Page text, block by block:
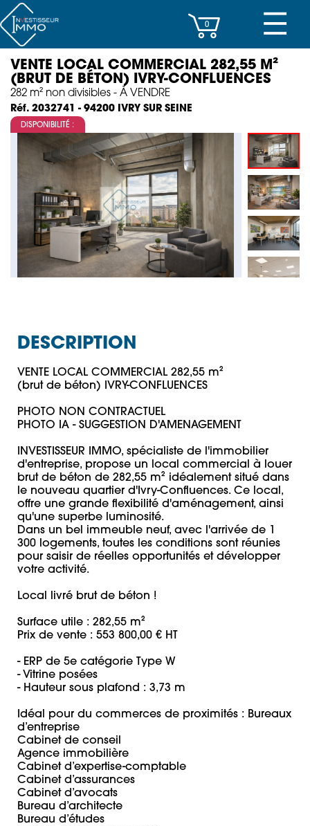
CENTRES D’AFFAIRES
IMMEUBLES DE RAPPORT
PROPERTY MANAGEMENT
PROGRAMMES NEUFS
INVESTISSEMENT
SOCIÉTÉ
ACTUALITÉS
☰
0
VENTE LOCAL COMMERCIAL 282,55 M²
(BRUT DE BÉTON) IVRY-CONFLUENCES
282 m² non divisibles - À VENDRE
Réf. 2032741 - 94200 IVRY SUR SEINE
DISPONIBILITÉ :
DESCRIPTION
VENTE LOCAL COMMERCIAL 282,55 m²
(brut de béton) IVRY-CONFLUENCES
PHOTO NON CONTRACTUEL
PHOTO IA - SUGGESTION D'AMENAGEMENT
INVESTISSEUR IMMO, spécialiste de l'immobilier
d'entreprise, propose un local commercial à louer
brut de béton de 282,55 m² idéalement situé dans
le nouveau quartier d'Ivry-Confluences. Ce local,
offre une grande flexibilité d'aménagement, ainsi
qu'une superbe luminosité.
Dans un bel immeuble neuf, avec l'arrivée de 1
300 logements, toutes les conditions sont réunies
pour saisir de réelles opportunités et développer
votre activité.
Local livré brut de béton !
Surface utile : 282,55 m²
Prix de vente : 553 800,00 € HT
- ERP de 5e catégorie Type W
- Vitrine posées
- Hauteur sous plafond : 3,73 m
Idéal pour du commerces de proximités : Bureaux
d’entreprise
Cabinet de conseil
Agence immobilière
Cabinet d’expertise-comptable
Cabinet d’assurances
Cabinet d’avocats
Bureau d’architecte
Bureau d’études